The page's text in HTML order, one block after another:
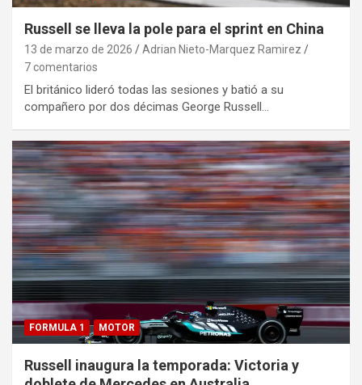
Russell se lleva la pole para el sprint en China
13 de marzo de 2026
Adrian Nieto-Marquez Ramirez
7 comentarios
El británico lideró todas las sesiones y batió a su
compañero por dos décimas George Russell…
FORMULA 1 MOTOR
Russell inaugura la temporada: Victoria y